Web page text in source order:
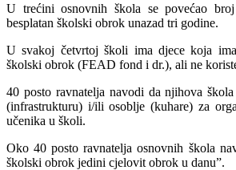
U trećini osnovnih škola se povećao
besplatan školski obrok unazad tri godine.
U svakoj četvrtoj školi ima djece koja
školski obrok (FEAD fond i dr.), ali ne
40 posto ravnatelja navodi da njihova
(infrastrukturu) i/ili osoblje (kuhare) za
učenika u školi.
Oko 40 posto ravnatelja osnovnih škola
školski obrok jedini cjelovit obrok u danu”.